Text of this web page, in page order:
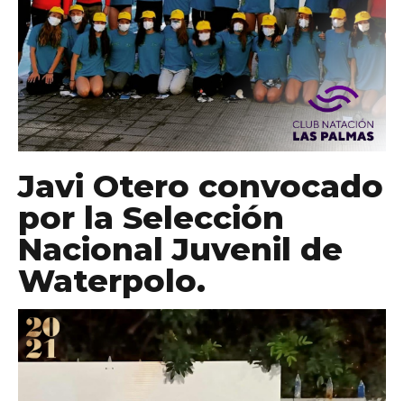
Javi Otero convocado
por la Selección
Nacional Juvenil de
Waterpolo.